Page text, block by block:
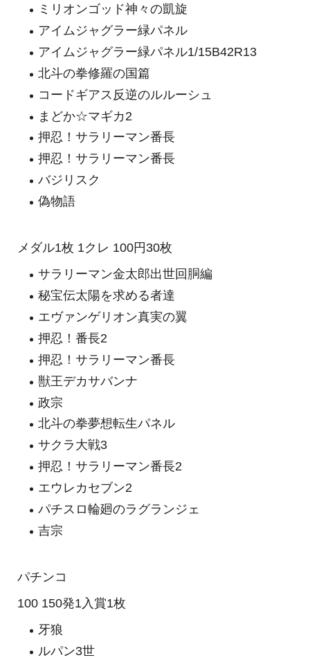
ミリオンゴッド神々の凱旋
アイムジャグラー緑パネル
アイムジャグラー緑パネル1/15B42R13
北斗の拳修羅の国篇
コードギアス反逆のルルーシュ
まどか☆マギカ2
押忍！サラリーマン番長
押忍！サラリーマン番長
バジリスク
偽物語
メダル1枚 1クレ 100円30枚
サラリーマン金太郎出世回胴編
秘宝伝太陽を求める者達
エヴァンゲリオン真実の翼
押忍！番長2
押忍！サラリーマン番長
獣王デカサバンナ
政宗
北斗の拳夢想転生パネル
サクラ大戦3
押忍！サラリーマン番長2
エウレカセブン2
パチスロ輪廻のラグランジェ
吉宗
パチンコ
100 150発1入賞1枚
牙狼
ルパン3世